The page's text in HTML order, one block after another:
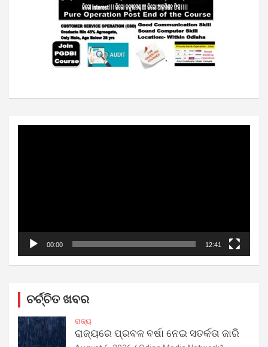
00:00 12:41
ଚର୍ଚ୍ଚିତ ଖବର
ରାଜ୍ୟ
ରାଜ୍ୟରେ ପ୍ରବଳ ବର୍ଷା ନେଇ ସତର୍କତା ଜାରି